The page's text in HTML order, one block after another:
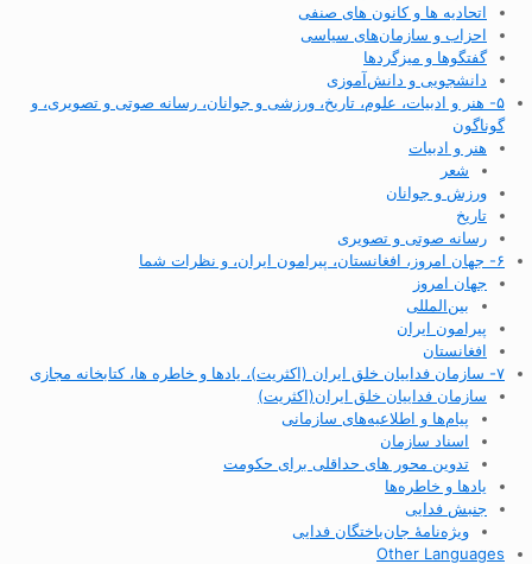
اتحادیه ها و کانون های صنفی
احزاب و سازمان‌های سیاسی
گفتگوها و میزگردها
دانشجویی و دانش‌آموزی
۵- هنر و ادبیات، علوم، تاریخ، ورزشی و جوانان، رسانه صوتی و تصویری، و
گوناگون
هنر و ادبیات
شعر
ورزش و جوانان
تاریخ
رسانه صوتی و تصویری
۶- جهان امروز، افغانستان، پیرامون ایران، و نظرات شما
جهان امروز
بین‌المللی
پیرامون ایران
افغانستان
۷- سازمان فداییان خلق ایران (اکثریت)، یادها و خاطره ها، کتابخانه مجازی
سازمان فداییان خلق ایران(اکثریت)
پیام‌ها و اطلاعیه‌های سازمانی
اسناد سازمان
تدوین محور های حداقلی برای حکومت
یادها و خاطره‌ها
جنبش فدایی
ویژه‌نامهٔ جان‌باختگان فدایی
Other Languages